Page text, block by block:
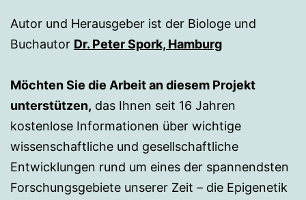
Autor und Herausgeber ist der Biologe und
Buchautor Dr. Peter Spork, Hamburg
Möchten Sie die Arbeit an diesem Projekt
unterstützen, das Ihnen seit 16 Jahren
kostenlose Informationen über wichtige
wissenschaftliche und gesellschaftliche
Entwicklungen rund um eines der spannendsten
Forschungsgebiete unserer Zeit – die Epigenetik